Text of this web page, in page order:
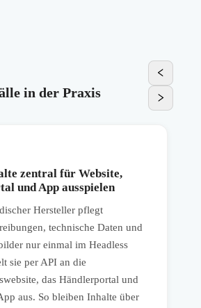
in der Praxis
zentral für Website,
und App ausspielen
Hersteller pflegt
technische Daten und
nur einmal im Headless
sie per API an die
das Händlerportal und
aus. So bleiben Inhalte über